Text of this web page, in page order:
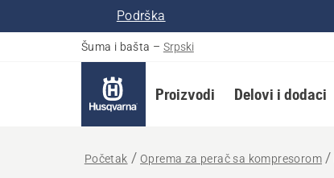
Podrška
Šuma i bašta – Srpski
Proizvodi Delovi i dodaci
Početak Oprema za perač sa kompresorom